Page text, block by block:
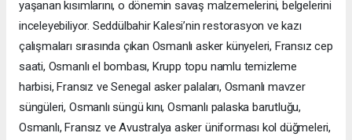
yaşanan kısımlarını, o dönemin savaş malzemelerini, belgelerini
inceleyebiliyor. Seddülbahir Kalesi’nin restorasyon ve kazı
çalışmaları sırasında çıkan Osmanlı asker künyeleri, Fransız cep
saati, Osmanlı el bombası, Krupp topu namlu temizleme
harbisi, Fransız ve Senegal asker palaları, Osmanlı mavzer
süngüleri, Osmanlı süngü kını, Osmanlı palaska barutluğu,
Osmanlı, Fransız ve Avustralya asker üniforması kol düğmeleri,